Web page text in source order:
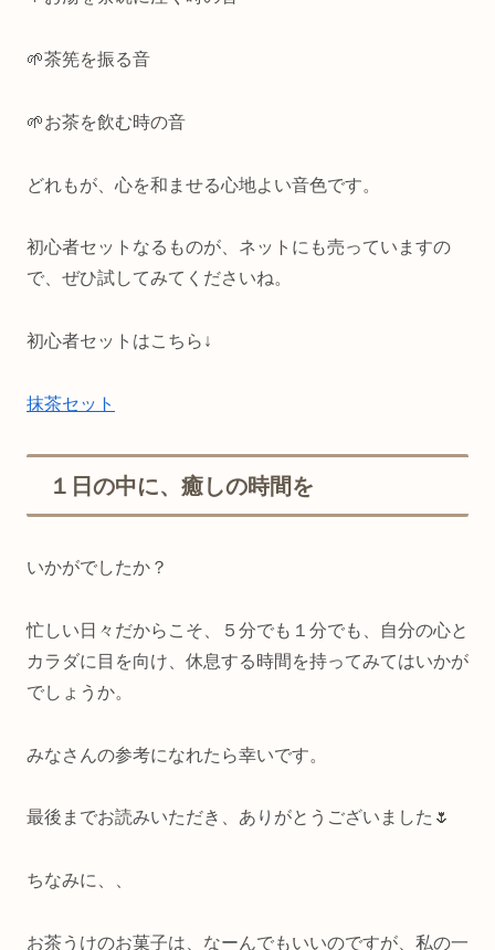
🌱茶筅を振る音
🌱お茶を飲む時の音
どれもが、心を和ませる心地よい音色です。
初心者セットなるものが、ネットにも売っていますの
で、ぜひ試してみてくださいね。
初心者セットはこちら↓
抹茶セット
１日の中に、癒しの時間を
いかがでしたか？
忙しい日々だからこそ、５分でも１分でも、自分の心と
カラダに目を向け、休息する時間を持ってみてはいかが
でしょうか。
みなさんの参考になれたら幸いです。
最後までお読みいただき、ありがとうございました🌷
ちなみに、、
お茶うけのお菓子は、なーんでもいいのですが、私の一